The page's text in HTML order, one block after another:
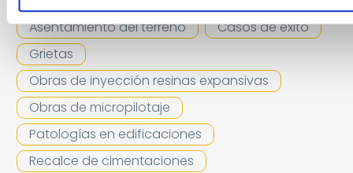
Asentamiento del terreno
Casos de éxito
Grietas
Obras de inyección resinas expansivas
Obras de micropilotaje
Patologías en edificaciones
Recalce de cimentaciones